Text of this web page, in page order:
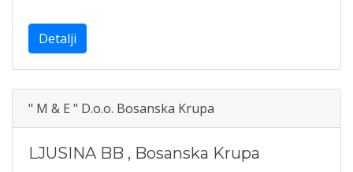
Detalji
" M & E " D.o.o. Bosanska Krupa
LJUSINA BB , Bosanska Krupa